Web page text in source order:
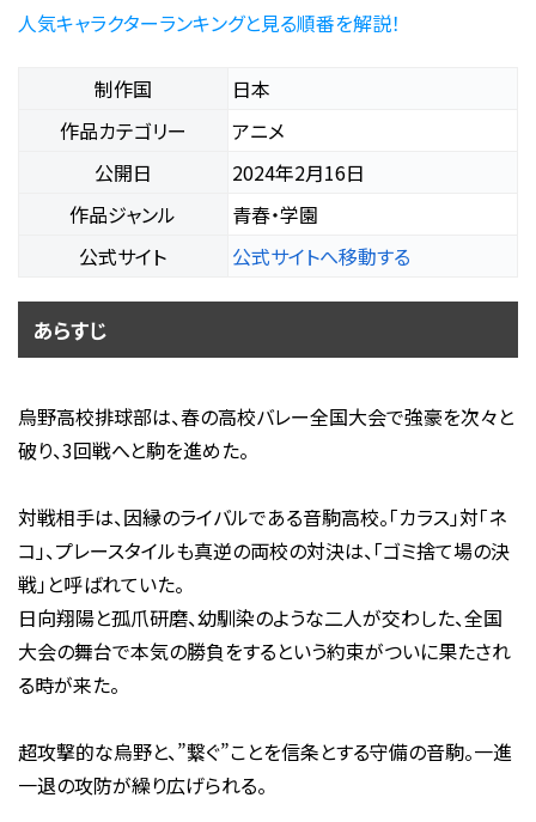
人気キャラクターランキングと見る順番を解説！
制作国
日本
作品カテゴリー
アニメ
公開日
2024年2月16日
作品ジャンル
青春・学園
公式サイト
公式サイトへ移動する
あらすじ
烏野高校排球部は、春の高校バレー全国大会で強豪を次々と
破り、3回戦へと駒を進めた。
対戦相手は、因縁のライバルである音駒高校。「カラス」対「ネ
コ」、プレースタイルも真逆の両校の対決は、「ゴミ捨て場の決
戦」と呼ばれていた。
日向翔陽と孤爪研磨、幼馴染のような二人が交わした、全国
大会の舞台で本気の勝負をするという約束がついに果たされ
る時が来た。
超攻撃的な烏野と、”繋ぐ”ことを信条とする守備の音駒。一進
一退の攻防が繰り広げられる。